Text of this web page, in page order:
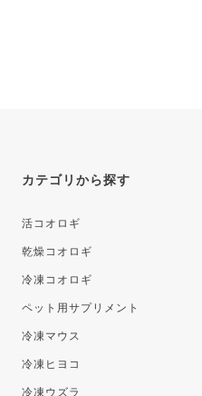
カテゴリから探す
活コオロギ
乾燥コオロギ
冷凍コオロギ
ペット用サプリメント
冷凍マウス
冷凍ヒヨコ
冷凍ウズラ